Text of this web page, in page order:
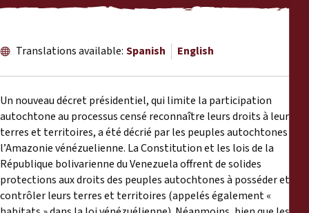
Declarations
Annual Reports
Translations available: Spanish English
Un nouveau décret présidentiel, qui limite la participation
autochtone au processus censé reconnaître leurs droits à leurs
terres et territoires, a été décrié par les peuples autochtones de
l’Amazonie vénézuelienne. La Constitution et les lois de la
République bolivarienne du Venezuela offrent de solides
protections aux droits des peuples autochtones à posséder et à
contrôler leurs terres et territoires (appelés également «